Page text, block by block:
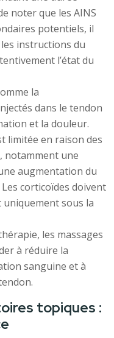
noter que les AINS
potentiels, il
instructions du
l’état du
la
dans le tendon
et la douleur.
limitée en raison des
notamment une
augmentation du
corticoïdes doivent
sous la
les massages
à réduire la
sanguine et à
topiques :